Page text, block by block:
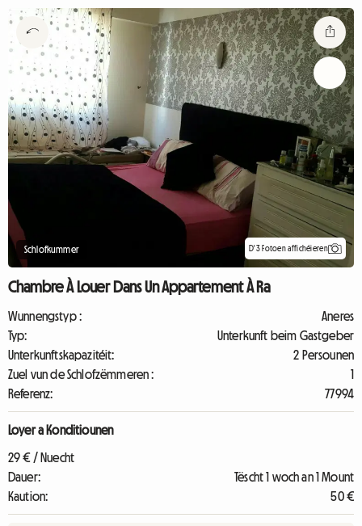
Schlofkummer D'3 Fotoen affichéieren
Chambre À Louer Dans Un Appartement À Ra
Wunnengstyp :
Aneres
Typ:
Unterkunft beim Gastgeber
Unterkunftskapazitéit:
2 Persounen
Zuel vun de Schlofzëmmeren :
1
Referenz:
77994
Loyer a Konditiounen
29 € / Nuecht
Dauer:
Tëscht 1 woch an 1 Mount
Kaution:
50 €